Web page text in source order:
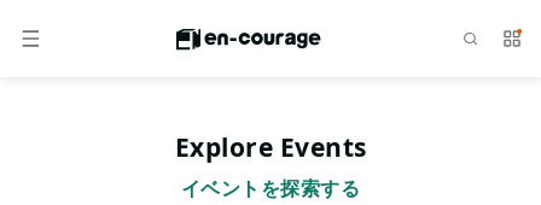
メニュー サ
Explore Events
イベントを探索する